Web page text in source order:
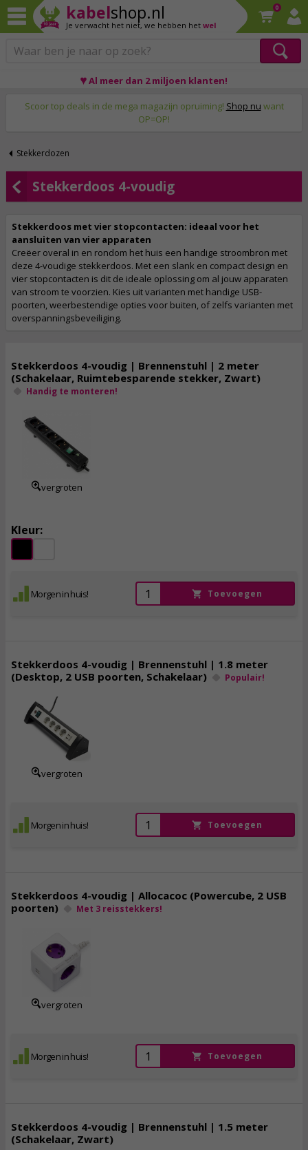
kabelshop.nl
Je verwacht het niet, we hebben het wel
0
Op werkdagen voor 23:59 uur besteld, morgen thuis!
Scoor top deals in de mega magazijn opruiming! Shop nu want
OP=OP!
Stekkerdozen
Stekkerdoos 4-voudig
Stekkerdoos met vier stopcontacten: ideaal voor het
aansluiten van vier apparaten
Creëer overal in en rondom het huis een handige stroombron met
deze 4-voudige stekkerdoos. Met een slank en compact design en
vier stopcontacten is dit de ideale oplossing om al jouw apparaten
van stroom te voorzien. Kies uit varianten met handige USB-
poorten, weerbestendige opties voor buiten, of zelfs varianten met
overspanningsbeveiliging.
Stekkerdoos 4-voudig | Brennenstuhl | 2 meter
(Schakelaar, Ruimtebesparende stekker, Zwart)
Handig te monteren!
vergroten
Kleur:
Morgen in huis! Toevoegen
Stekkerdoos 4-voudig | Brennenstuhl | 1.8 meter
(Desktop, 2 USB poorten, Schakelaar)
Populair!
vergroten
Morgen in huis! Toevoegen
Stekkerdoos 4-voudig | Allocacoc (Powercube, 2 USB
poorten)
Met 3 reisstekkers!
vergroten
Morgen in huis! Toevoegen
Stekkerdoos 4-voudig | Brennenstuhl | 1.5 meter
(Schakelaar, Zwart)